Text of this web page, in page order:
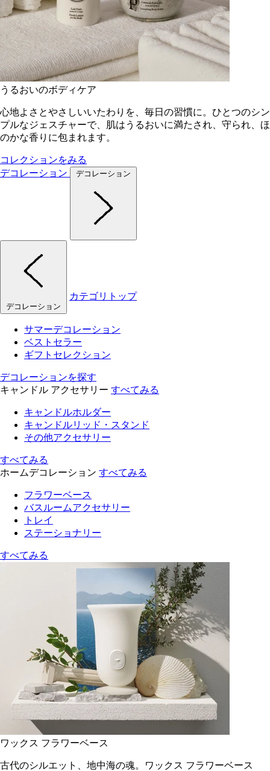
うるおいのボディケア
心地よさとやさしいいたわりを、毎日の習慣に。ひとつのシン
プルなジェスチャーで、肌はうるおいに満たされ、守られ、ほ
のかな香りに包まれます。
コレクションをみる
デコレーション
デコレーション
デコレーション
カテゴリトップ
サマーデコレーション
ベストセラー
ギフトセレクション
デコレーションを探す
キャンドル アクセサリー すべてみる
キャンドルホルダー
キャンドルリッド・スタンド
その他アクセサリー
すべてみる
ホームデコレーション すべてみる
フラワーベース
バスルームアクセサリー
トレイ
ステーショナリー
すべてみる
ワックス フラワーベース
古代のシルエット、地中海の魂。ワックス フラワーベース